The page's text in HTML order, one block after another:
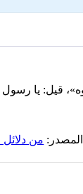
قيل: يا
المصدر: من دلائل